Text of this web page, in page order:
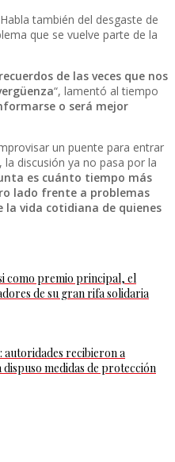
también del desgaste de
que se vuelve parte de la
de las veces que nos
“, lamentó al tiempo
o será mejor
un puente para entrar
discusión ya no pasa por la
es cuánto tiempo más
lado frente a problemas
vida cotidiana de quienes
como premio principal, el
de su gran rifa solidaria
autoridades recibieron a
dispuso medidas de protección